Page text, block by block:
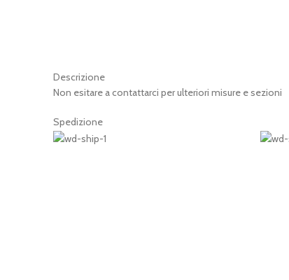
Descrizione
Non esitare a contattarci per ulteriori misure e sezioni
Spedizione